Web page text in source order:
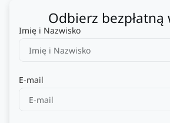
Odbierz bezpłatną
Imię i Nazwisko
E-mail